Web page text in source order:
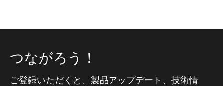
つながろう！
ご登録いただくと、製品アップデート、技術情